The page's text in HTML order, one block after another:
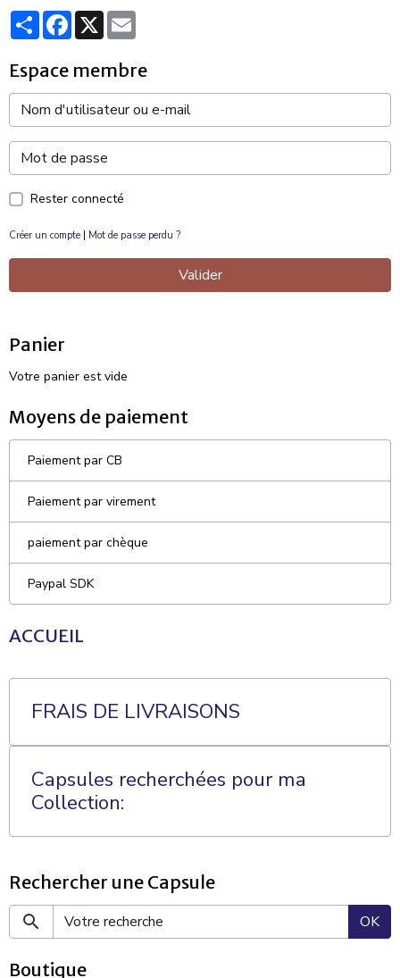
PartagerFacebook
X
Espace membre
Rester connecté
Créer un compte Mot de passe perdu ?
Valider
Panier
Votre panier est vide
Moyens de paiement
Paiement par CB
Paiement par virement
paiement par chèque
Paypal SDK
ACCUEIL
FRAIS DE LIVRAISONS
Capsules recherchées pour ma
Collection:
Rechercher une Capsule
OK
Boutique